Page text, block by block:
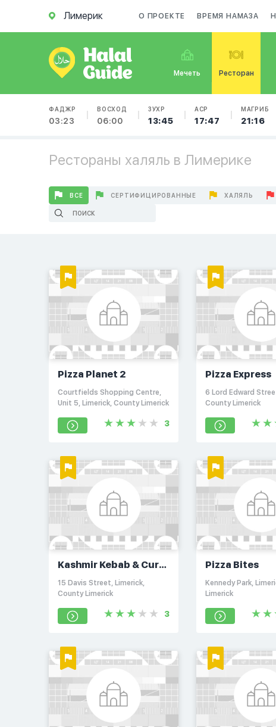
Лимерик О ПРОЕКТЕ ВРЕМЯ НАМАЗА
Мечеть Ресторан
ФАДЖР
03:23
ВОСХОД
06:00
ЗУХР
13:45
АСР
17:47
МАГРИБ
21:16
Рестораны халяль в Лимерике
ВСЕ СЕРТИФИЦИРОВАННЫЕ ХАЛЯЛЬ
Pizza Planet 2
Courtfields Shopping Centre,
Unit 5, Limerick, County Limerick
3
Pizza Express
6 Lord Edward
County Limerick
Kashmir Kebab & Curry
House
15 Davis Street, Limerick,
County Limerick
3
Pizza Bites
Kennedy Park,
Limerick